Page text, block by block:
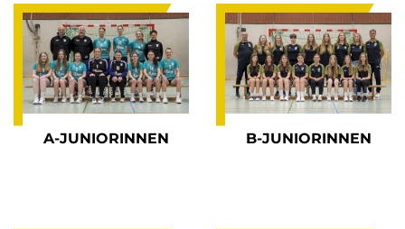
A-JUNIORINNEN B-JUNIORINNEN